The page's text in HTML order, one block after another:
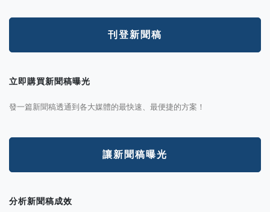
刊登新聞稿
立即購買新聞稿曝光
發一篇新聞稿透通到各大媒體的最快速、最便捷的方案！
讓新聞稿曝光
分析新聞稿成效